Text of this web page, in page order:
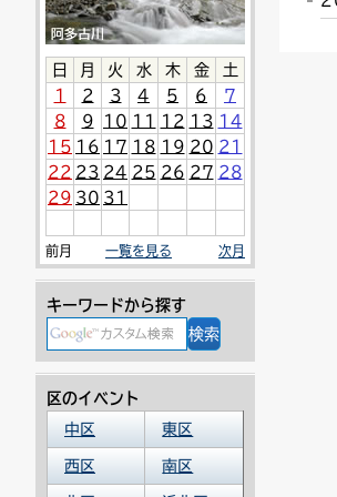
連絡ごみ
ユニバーサルデザイン
日 月 火 水 木 金
土
1
2 3 4 5 6
7
8
9 10 11 12 13 14
15 16 17 18 19 20 21
22 23 24 25 26 27 28
29 30 31
前月 一覧を見る 次月
キーワードから探す
区のイベント
中区
東区
西区 南区